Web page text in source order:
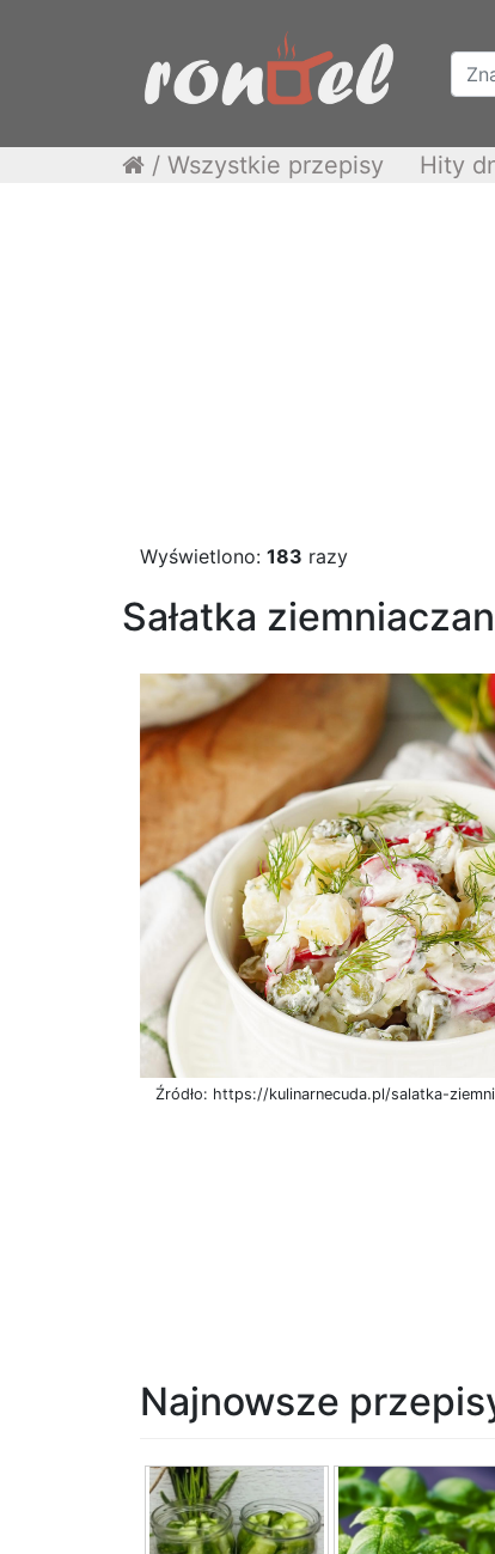
/ Wszystkie przepisy Hity
Wyświetlono: 183 razy
Sałatka
Źródło: https://kulinarnecuda.pl/salatka-
Najnowsze